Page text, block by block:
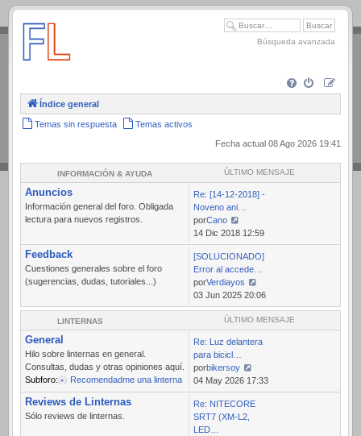
.
Búsqueda avanzada
Índice general
Temas sin respuesta
Temas activos
Fecha actual 08 Ago 2026 19:41
INFORMACIÓN & AYUDA ÚLTIMO MENSAJE
Anuncios
Información general del foro. Obligada
lectura para nuevos registros.
Re: [14-12-2018] -
Noveno ani…
porCano
Ver
último
mensaje
14 Dic 2018 12:59
Feedback
Cuestiones generales sobre el foro
(sugerencias, dudas, tutoriales...)
[SOLUCIONADO]
Error al accede…
porVerdiayos
Ver
último
mensaje
03 Jun 2025 20:06
LINTERNAS ÚLTIMO MENSAJE
General
Hilo sobre linternas en general.
Consultas, dudas y otras opiniones aquí.
Subforo:
Recomendadme una linterna
Re: Luz delantera
para bicicl…
porbikersoy
Ver
último
mensaje
04 May 2026 17:33
Reviews de Linternas
Sólo reviews de linternas.
Re: NITECORE
SRT7 (XM-L2,
LED…